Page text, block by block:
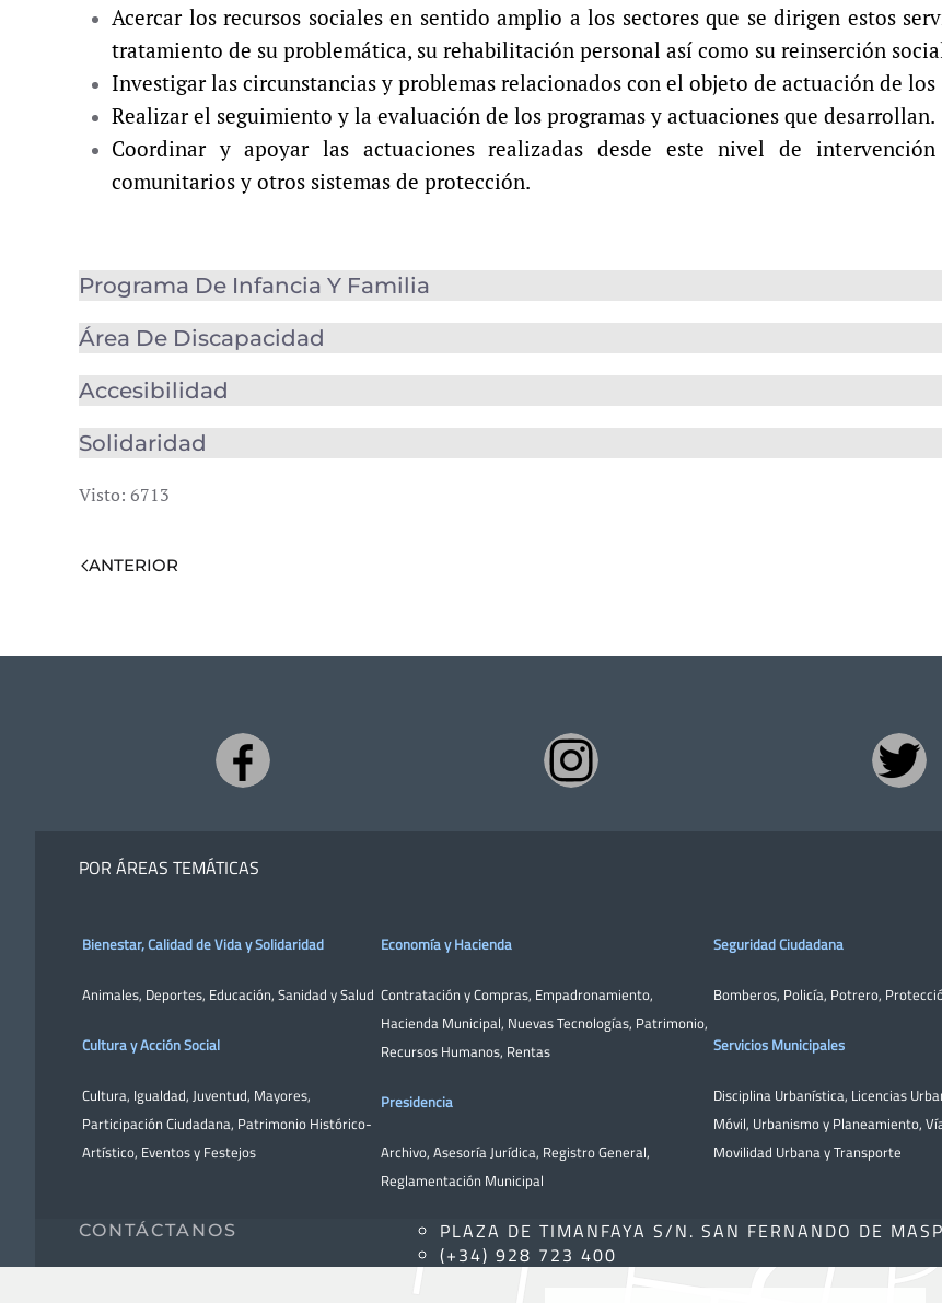
Acercar los recursos sociales en sentido amplio a los sectores que se dirigen estos
tratamiento de su problemática, su rehabilitación personal así como su reinserción
Investigar las circunstancias y problemas relacionados con el objeto de actuación de los
Realizar el seguimiento y la evaluación de los programas y actuaciones que desarrollan.
Coordinar y apoyar las actuaciones realizadas desde este nivel de
comunitarios y otros sistemas de protección.
Programa De Infancia Y Familia
Área De Discapacidad
Accesibilidad
Solidaridad
Visto: 6713
ANTERIOR
POR ÁREAS TEMÁTICAS
Bienestar, Calidad de Vida y Solidaridad
Animales, Deportes, Educación, Sanidad y Salud
Cultura y Acción Social
Cultura, Igualdad, Juventud, Mayores,
Participación Ciudadana, Patrimonio Histórico-
Artístico, Eventos y Festejos
Economía y Hacienda
Contratación y Compras, Empadronamiento,
Hacienda Municipal, Nuevas Tecnologías, Patrimonio,
Recursos Humanos, Rentas
Presidencia
Archivo, Asesoría Jurídica, Registro General,
Reglamentación Municipal
Seguridad Ciudadana
Bomberos, Policía, Potrero,
Servicios Municipales
Disciplina Urbanística, Licencias
Móvil, Urbanismo y Planeamiento,
Movilidad Urbana y Transporte
CONTÁCTANOS
PLAZA DE TIMANFAYA S/N. SAN FERNANDO DE
(+34) 928 723 400